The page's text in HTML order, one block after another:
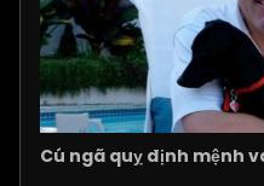
Cú ngã quỵ định mệnh